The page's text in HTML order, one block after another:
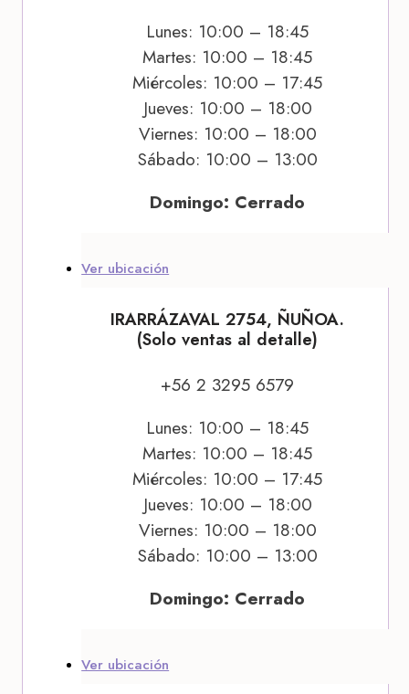
Lunes: 10:00 – 18:45
Martes: 10:00 – 18:45
Miércoles: 10:00 – 17:45
Jueves: 10:00 – 18:00
Viernes: 10:00 – 18:00
Sábado: 10:00 – 13:00
Domingo: Cerrado
Ver ubicación
IRARRÁZAVAL 2754, ÑUÑOA.
(Solo ventas al detalle)
+56 2 3295 6579
Lunes: 10:00 – 18:45
Martes: 10:00 – 18:45
Miércoles: 10:00 – 17:45
Jueves: 10:00 – 18:00
Viernes: 10:00 – 18:00
Sábado: 10:00 – 13:00
Domingo: Cerrado
Ver ubicación